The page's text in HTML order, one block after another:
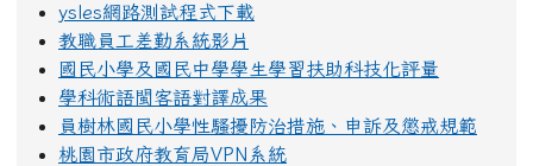
ysles網路測試程式下載
教職員工差勤系統影片
國民小學及國民中學學生學習扶助科技化評量
學科術語閩客語對譯成果
員樹林國民小學性騷擾防治措施、申訴及懲戒規範
桃園市政府教育局VPN系統